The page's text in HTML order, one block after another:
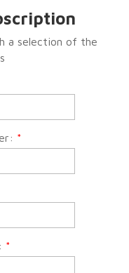
a selection of the
*
*